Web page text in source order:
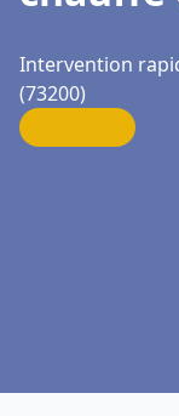
Intervention
(73200)